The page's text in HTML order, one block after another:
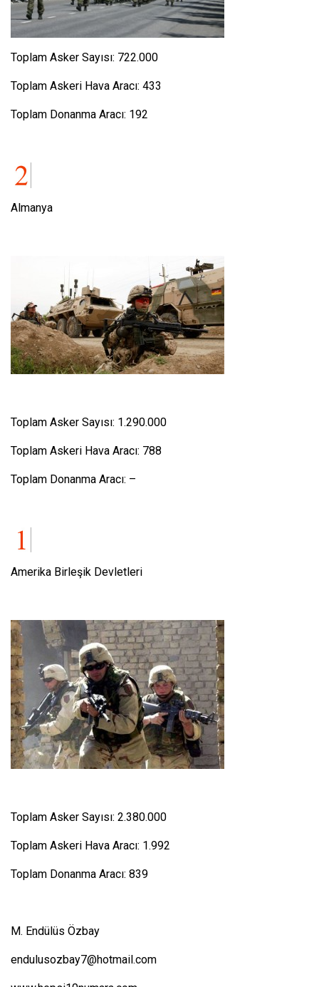
Toplam Asker Sayısı: 722.000
Toplam Askeri Hava Aracı: 433
Toplam Donanma Aracı: 192
Almanya
Toplam Asker Sayısı: 1.290.000
Toplam Askeri Hava Aracı: 788
Toplam Donanma Aracı: –
Amerika Birleşik Devletleri
Toplam Asker Sayısı: 2.380.000
Toplam Askeri Hava Aracı: 1.992
Toplam Donanma Aracı: 839
M. Endülüs Özbay
endulusozbay7@hotmail.com